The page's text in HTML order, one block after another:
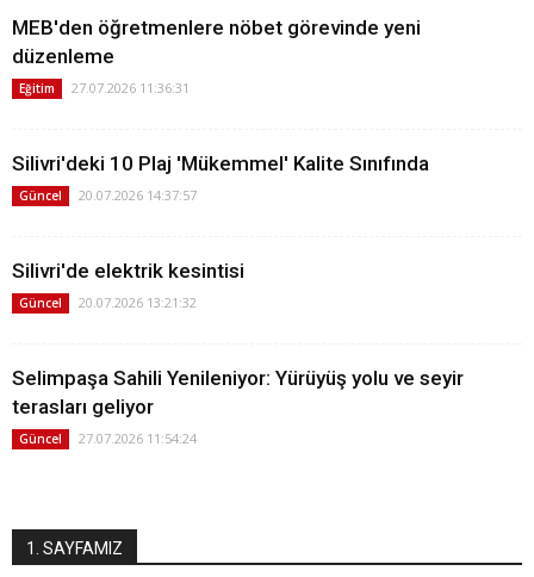
MEB'den öğretmenlere nöbet görevinde yeni
düzenleme
Eğitim 27.07.2026 11:36:31
Silivri'deki 10 Plaj 'Mükemmel' Kalite Sınıfında
Güncel 20.07.2026 14:37:57
Silivri'de elektrik kesintisi
Güncel 20.07.2026 13:21:32
Selimpaşa Sahili Yenileniyor: Yürüyüş yolu ve seyir
terasları geliyor
Güncel 27.07.2026 11:54:24
1. SAYFAMIZ